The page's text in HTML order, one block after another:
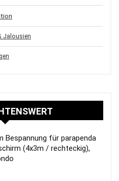
Jalousien
Bespannung für parapenda
(4x3m / rechteckig),